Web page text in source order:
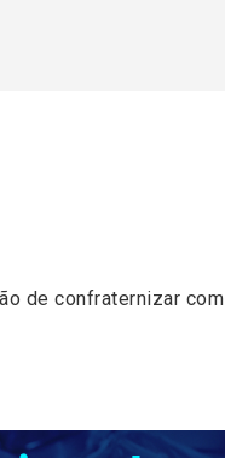
de confraternizar com